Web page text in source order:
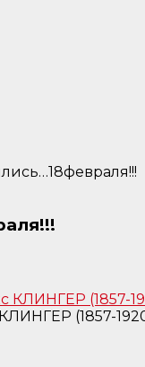
(1857-